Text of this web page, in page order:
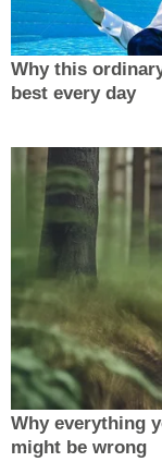
Why this
best every day
Why everything
might be wrong